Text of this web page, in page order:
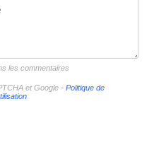
les commentaires
et Google - Politique de